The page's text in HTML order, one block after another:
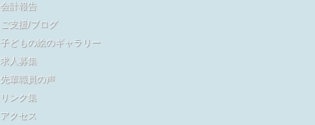
会計報告
ご支援/ブログ
子どもの絵のギャラリー
求人募集
先輩職員の声
リンク集
アクセス